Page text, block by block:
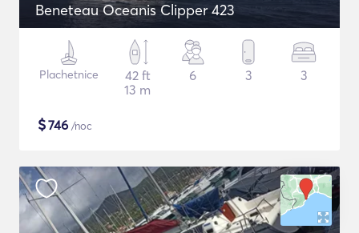
Beneteau Oceanis Clipper 423
Plachetnice
42 ft
13 m
6 3 3
$746 /noc